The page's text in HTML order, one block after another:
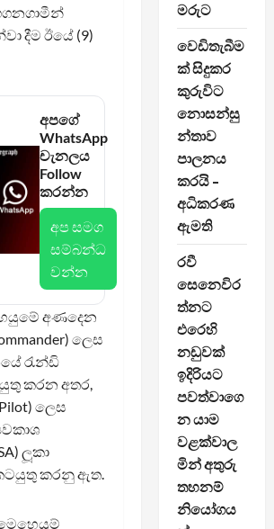
දීම ඊයේ (9)
අපගේ
WhatsApp
චැනලය
Follow
කරන්න
අප සමග
සම්බන්ධ
වන්න
අණදෙන
ලෙස
රැන්ඩි
කරන අතර,
ලෙස
ලූකා
කරනු ඇත.
මරුට
වෙඩිතැබීම
ක් සිදුකර
කුරුවිට
නොසන්සු
න්තාව
පාලනය
කරයි –
අධිකරණ
ඇමති
රවී
සෙනෙවිර
ත්නට
එරෙහි
නඩුවක්
ඉදිරියට
පවත්වාගෙ
න යාම
වළක්වාල
මින් අතුරු
තහනම්
නියෝගය